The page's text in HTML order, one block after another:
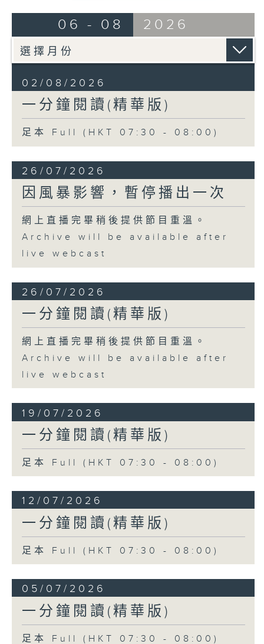
06 - 08 2026
02/08/2026
一分鐘閱讀(精華版)
足本 Full (HKT 07:30 - 08:00)
26/07/2026
因風暴影響，暫停播出一次
網上直播完畢稍後提供節目重溫。
Archive will be available after
live webcast
26/07/2026
一分鐘閱讀(精華版)
網上直播完畢稍後提供節目重溫。
Archive will be available after
live webcast
19/07/2026
一分鐘閱讀(精華版)
足本 Full (HKT 07:30 - 08:00)
12/07/2026
一分鐘閱讀(精華版)
足本 Full (HKT 07:30 - 08:00)
05/07/2026
一分鐘閱讀(精華版)
足本 Full (HKT 07:30 - 08:00)